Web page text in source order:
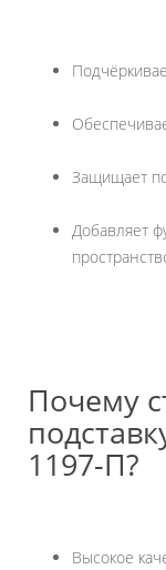
Защищает
Добавляет
Почему
1197-П?
Высокое